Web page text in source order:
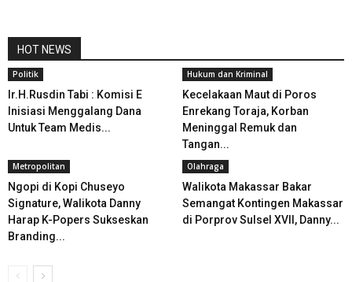
HOT NEWS
Politik
Ir.H.Rusdin Tabi : Komisi E
Inisiasi Menggalang Dana
Untuk Team Medis...
Hukum dan Kriminal
Kecelakaan Maut di Poros
Enrekang Toraja, Korban
Meninggal Remuk dan
Tangan...
Metropolitan
Ngopi di Kopi Chuseyo
Signature, Walikota Danny
Harap K-Popers Sukseskan
Branding...
Olahraga
Walikota Makassar Bakar
Semangat Kontingen Makassar
di Porprov Sulsel XVII, Danny...